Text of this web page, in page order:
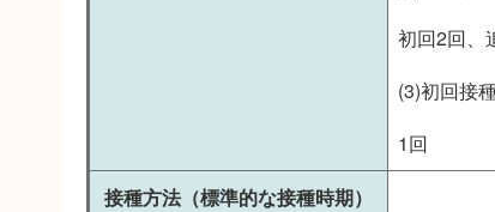
初回2回、
(3)初回接
1回
接種方法（標準的な接種時期）